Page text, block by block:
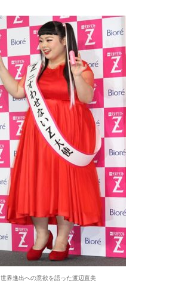
世界進出への意欲を語った渡辺直美